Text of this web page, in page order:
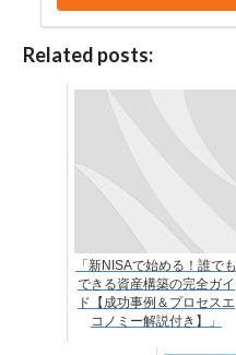
Related posts:
「新NISAで始める！誰でも
できる資産構築の完全ガイ
ド【成功事例＆プロセスエ
コノミー解説付き】」